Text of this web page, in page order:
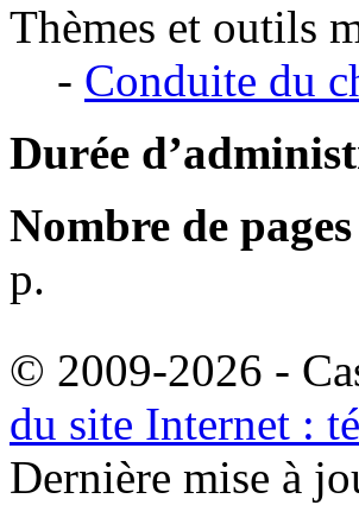
Thèmes et outils
- Conduite du
Durée
Nombre de
p.
© 2009-2026 -
du site Internet :
Dernière mise à